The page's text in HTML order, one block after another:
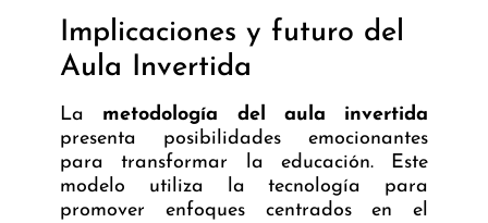
Implicaciones y futuro del
Aula Invertida
La metodología del aula invertida
presenta posibilidades emocionantes
para transformar la educación. Este
modelo utiliza la tecnología para
promover enfoques centrados en el